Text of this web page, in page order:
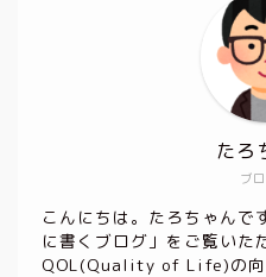
ブ
たろ
こんにちは。たろちゃんで
に書くブログ」をご覧いた
QOL(Quality of Life)の向